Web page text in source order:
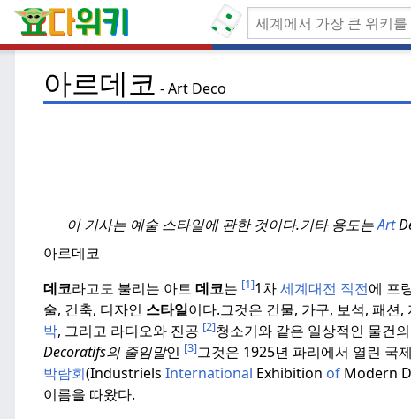
아르데코 Art Deco
이 기사는 예술 스타일에 관한 것이다.기타 용도는Art
아르데코
데코라고도 불리는 아트 데코는 [1]1차세계대전 직전에 프
술, 건축, 디자인 스타일이다.그것은 건물, 가구, 보석, 패션,
박, 그리고 라디오와 진공 [2]청소기와 같은 일상적인 물건
Decoratifs의 줄임말인 [3]그것은 1925년 파리에서 열린 국제
박람회(Industriels International Exhibition of Modern
이름을 따왔다.